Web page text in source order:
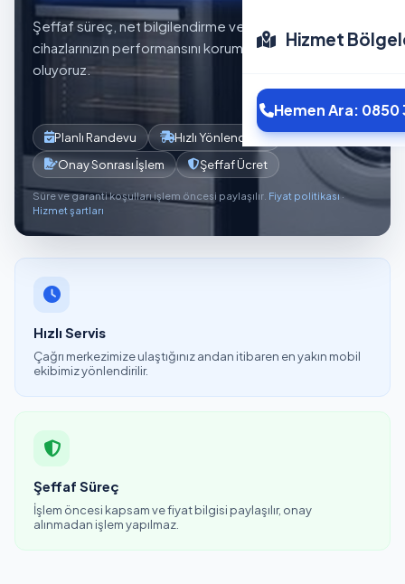
Hizmet
Hemen Ara: 0850
Şeffaf süreç, net bilgilendirme ve planlı servis akışıyla
cihazlarınızın performansını korumaya yardımcı
oluyoruz.
Planlı Randevu
Hızlı Yönlendirme
Onay Sonrası İşlem
Şeffaf Ücret
Süre ve garanti koşulları işlem öncesi paylaşılır. Fiyat politikası·
Hizmet şartları
Hızlı Servis
Çağrı merkezimize ulaştığınız andan itibaren en yakın mobil
ekibimiz yönlendirilir.
Şeffaf Süreç
İşlem öncesi kapsam ve fiyat bilgisi paylaşılır, onay
alınmadan işlem yapılmaz.